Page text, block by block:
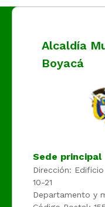
Alcaldía
Boyacá
Sede principal
Dirección:
10-21
Departamento y